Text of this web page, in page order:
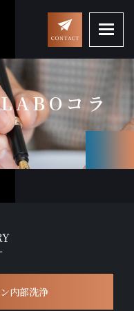
コラ
内部洗浄